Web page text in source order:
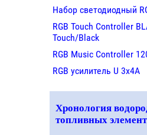
Набор светодиодный
RGB Touch Controller
Touch/Black
RGB Music Controller
RGB усилитель U 3х4A
Хронология
топливных